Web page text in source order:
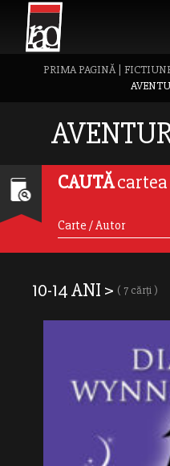
PRIMA PAGINĂ|
CAUTĂ
10-14 ANI > ( 7 cărți )